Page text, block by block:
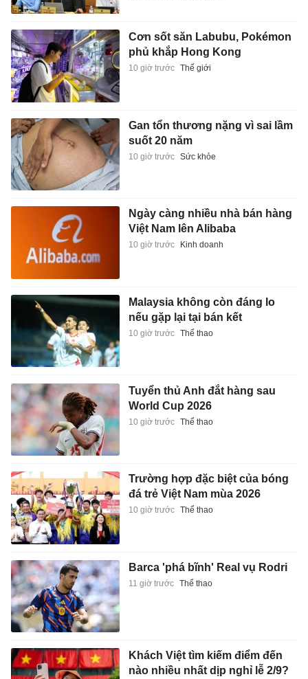
Cơn sốt săn Labubu, Pokémon
phủ khắp Hong Kong
10 giờ trước Thế giới
Gan tổn thương nặng vì sai lầm
suốt 20 năm
10 giờ trước Sức khỏe
Ngày càng nhiều nhà bán hàng
Việt Nam lên Alibaba
10 giờ trước Kinh doanh
Malaysia không còn đáng lo
nếu gặp lại tại bán kết
10 giờ trước Thể thao
Tuyển thủ Anh đắt hàng sau
World Cup 2026
10 giờ trước Thể thao
Trường hợp đặc biệt của bóng
đá trẻ Việt Nam mùa 2026
10 giờ trước Thể thao
Barca 'phá bĩnh' Real vụ Rodri
11 giờ trước Thể thao
Khách Việt tìm kiếm điểm đến
nào nhiều nhất dịp nghỉ lễ 2/9?